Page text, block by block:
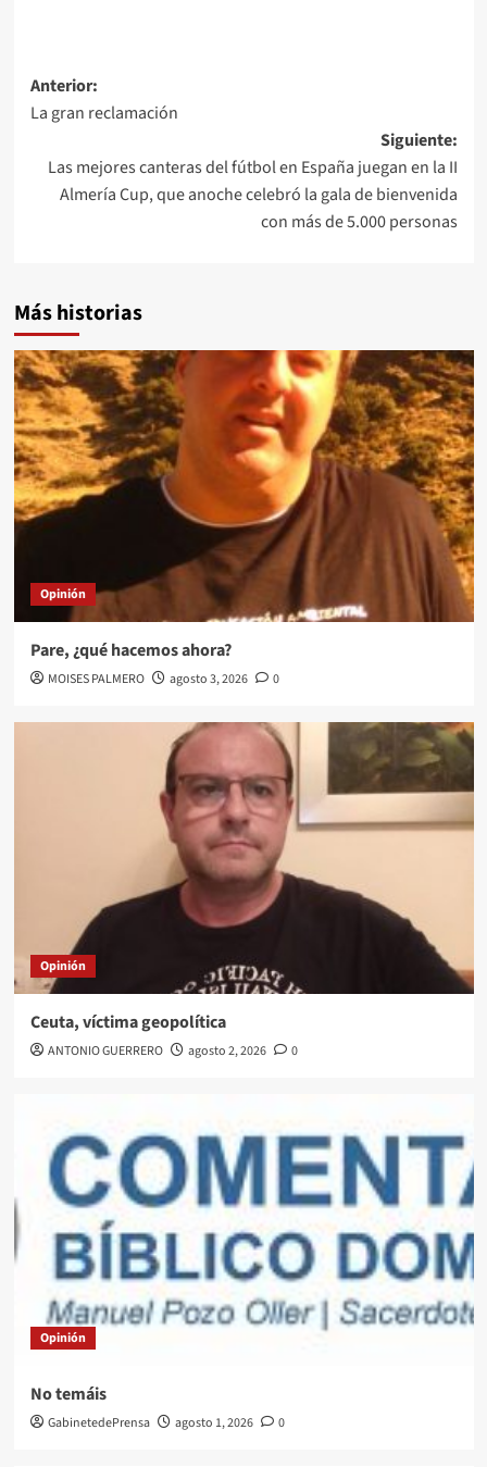
Navegación
de
entradas
Anterior:
La gran reclamación
Siguiente:
Las mejores canteras del fútbol en España juegan en la II
Almería Cup, que anoche celebró la gala de bienvenida
con más de 5.000 personas
Más historias
Opinión
Pare, ¿qué hacemos ahora?
MOISES PALMERO agosto 3, 2026 0
Opinión
Ceuta, víctima geopolítica
ANTONIO GUERRERO agosto 2, 2026 0
Opinión
No temáis
GabinetedePrensa agosto 1, 2026 0